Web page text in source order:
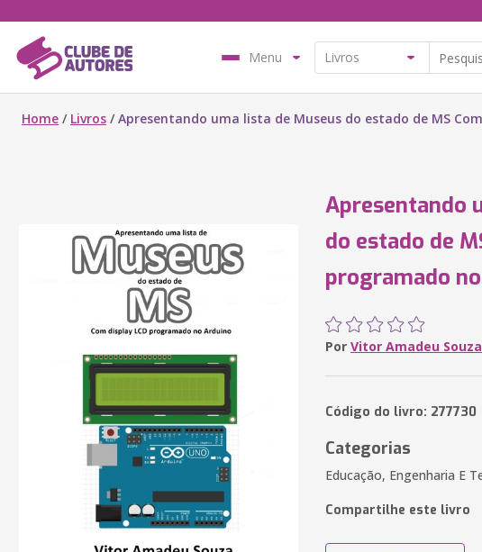
Menu
Home / Livros /Apresentando uma lista de Museus do estado de MS
Apresentando
do estado de
programado
Por Vitor Amadeu Souza
Código do livro: 277730
Categorias
Educação, Engenharia E
Compartilhe este livro